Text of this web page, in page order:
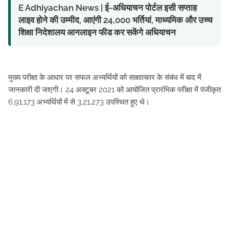
E Adhiyachan News | ई-अधियाचन पोर्टल इसी सप्ताह
लाइव होने की उम्मीद, आएंगी 24,000 भर्तियां, माध्यमिक और उच्च
शिक्षा निदेशालय आनलाइन फीड कर सकेंगे अधियाचन
मुख्य परीक्षा के आधार पर सफल अभ्यर्थियों को साक्षात्कार के संबंध में बाद में
जानकारी दी जाएगी। 24 अक्टूबर 2021 को आयोजित प्रारंभिक परीक्षा में पंजीकृत
6,91,173 अभ्यर्थियों में से 3,21,273 उपस्थित हुए थे।